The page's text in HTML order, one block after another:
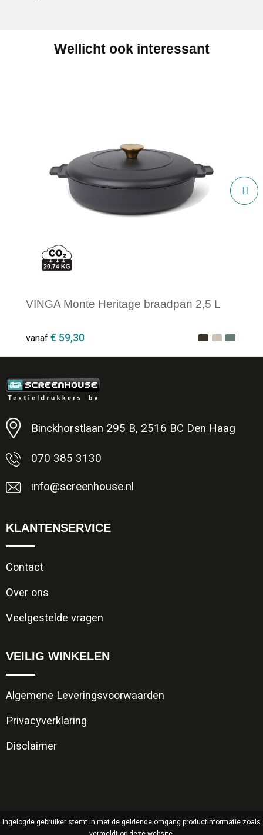
Wellicht ook interessant
VINGA Monte Heritage braadpan 2,5 L
vanaf € 59,30
Minimale afname: 1
Binckhorstlaan 295 B, 2516 BC Den Haag
070 385 3130
info@screenhouse.nl
KLANTENSERVICE
Contact
Over ons
Veelgestelde vragen
VEILIG WINKELEN
Algemene Leveringsvoorwaarden
Privacyverklaring
Disclaimer
Ingelogde gebruiker stemt in met de geldende omgang productinformatie zoals